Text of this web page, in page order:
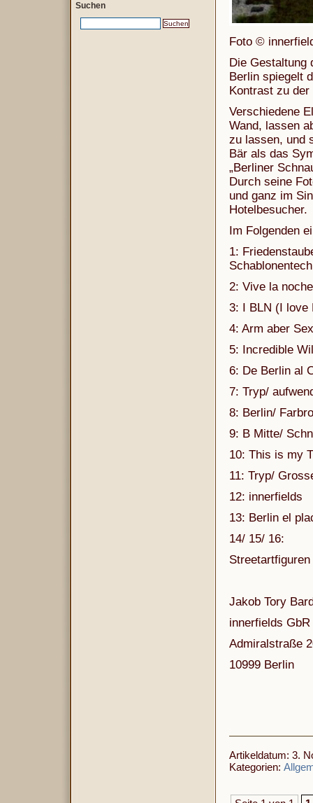
Foto ©
Die Gestaltung
Berlin spiegelt
Kontrast zu
Verschiedene
Wand, lassen
zu lassen, und
Bär als das
„Berliner
Durch seine
und ganz im
Hotelbesucher.
Im Folgenden
1:
2: Vive la
3: I BLN (I love
4: Arm aber
5: Incredible
6: De Berlin al
7: Tryp/
8: Berlin/
9: B Mitte/
10: This is my
11: Tryp/
12: innerfields
13: Berlin el
14/ 15/ 16:
Jakob Tory
innerfields GbR
Admiralstraße
10999 Berlin
Artikeldatum: 3.
Kategorien:
Suchen